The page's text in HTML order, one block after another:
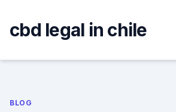
content
cbd legal in chile
BLOG